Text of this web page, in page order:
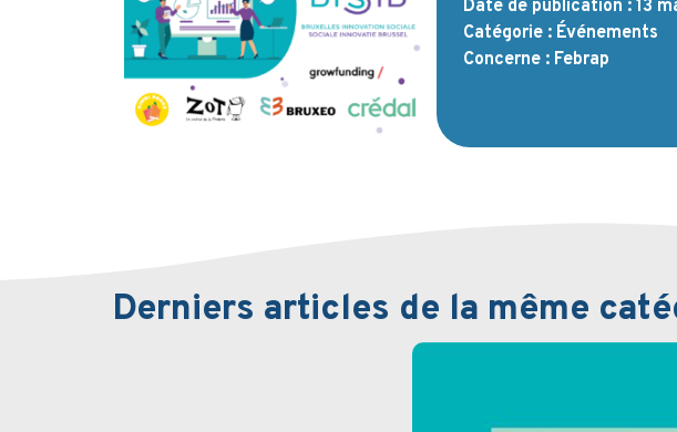
Date de publication : 13
Catégorie : Événements
Concerne : Febrap
Derniers articles de la même